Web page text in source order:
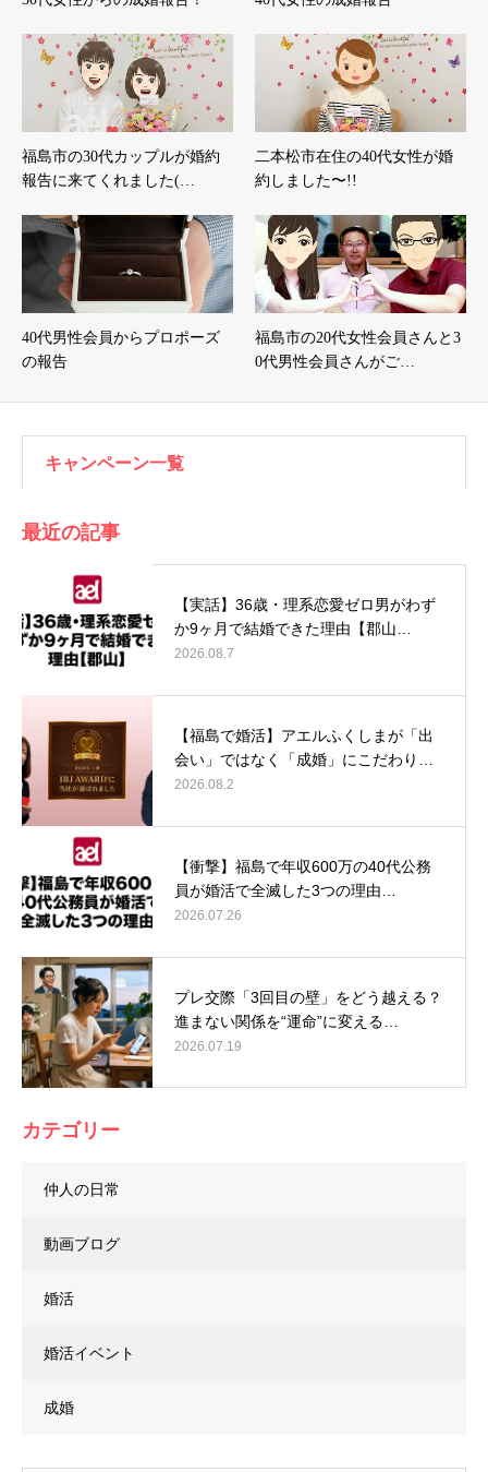
福島市の30代カップルが婚約
報告に来てくれました(…
二本松市在住の40代女性が婚
約しました〜!!
40代男性会員からプロポーズ
の報告
福島市の20代女性会員さんと3
0代男性会員さんがご…
キャンペーン一覧
最近の記事
【実話】36歳・理系恋愛ゼロ男がわず
か9ヶ月で結婚できた理由【郡山…
2026.08.7
【福島で婚活】アエルふくしまが「出
会い」ではなく「成婚」にこだわり…
2026.08.2
【衝撃】福島で年収600万の40代公務
員が婚活で全滅した3つの理由…
2026.07.26
プレ交際「3回目の壁」をどう越える？
進まない関係を“運命”に変える…
2026.07.19
カテゴリー
仲人の日常
動画ブログ
婚活
婚活イベント
成婚